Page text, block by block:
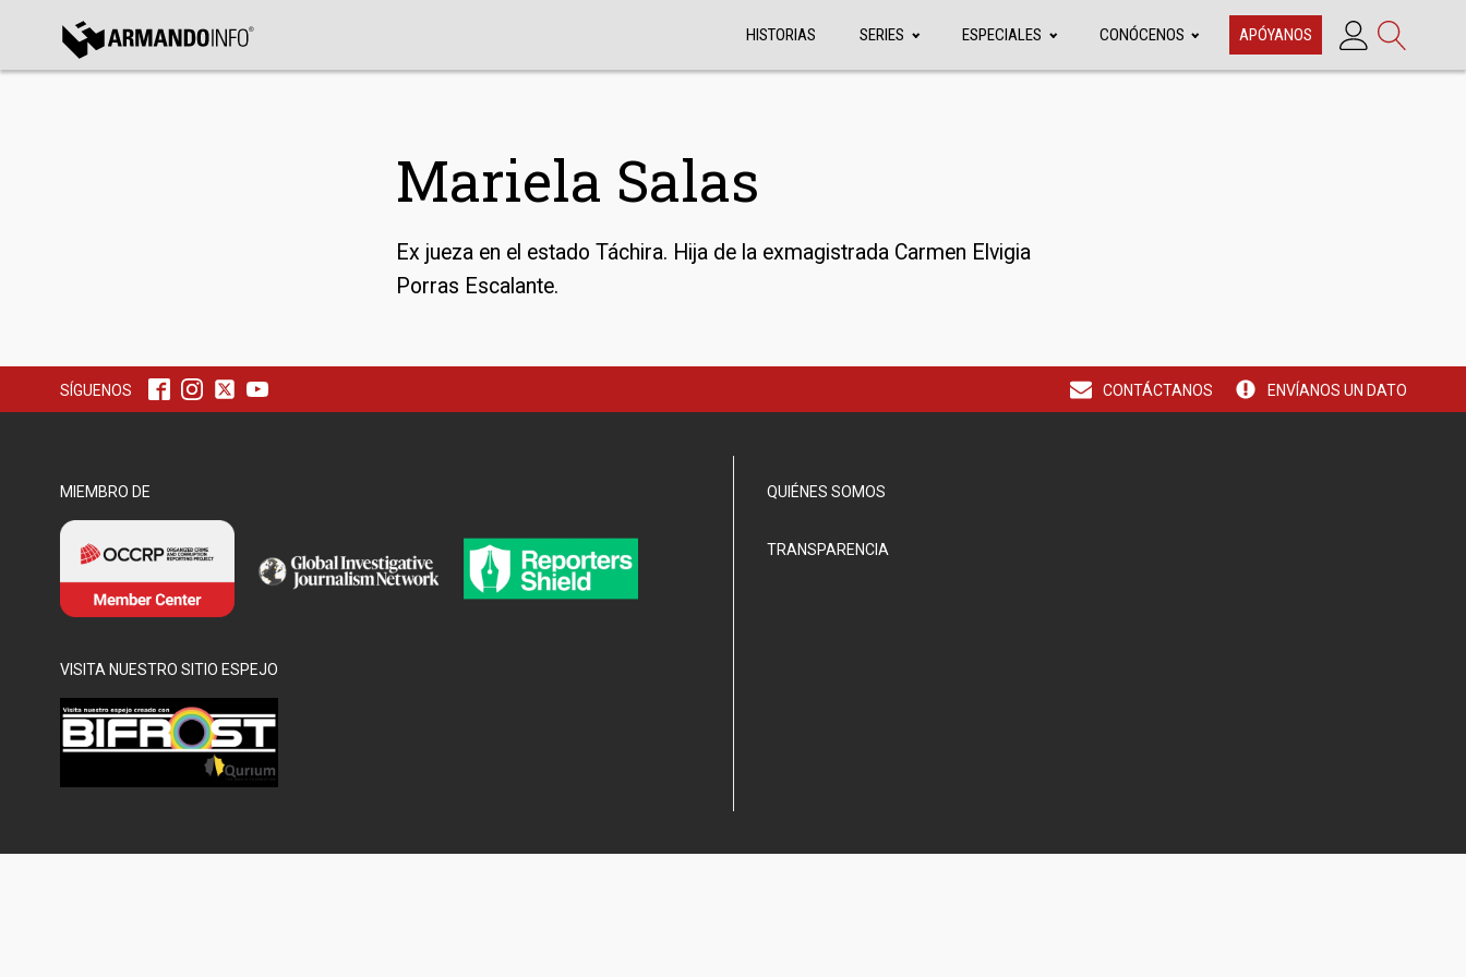
HISTORIAS SERIES ESPECIALES CONÓCENOS APÓYANOS
Mariela Salas
Ex jueza en el estado Táchira. Hija de la exmagistrada Carmen Elvigia
Porras Escalante.
SÍGUENOS CONTÁCTANOS ENVÍANOS UN DATO
MIEMBRO DE
VISITA NUESTRO SITIO ESPEJO
QUIÉNES SOMOS
TRANSPARENCIA